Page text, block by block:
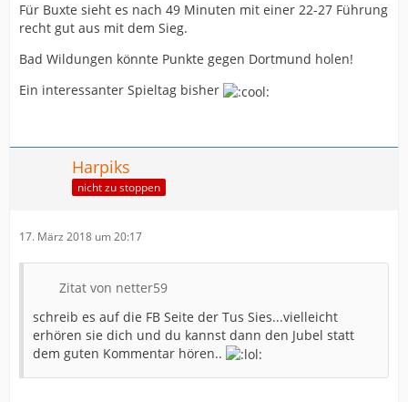
Für Buxte sieht es nach 49 Minuten mit einer 22-27 Führung
recht gut aus mit dem Sieg.
Bad Wildungen könnte Punkte gegen Dortmund holen!
Ein interessanter Spieltag bisher
Harpiks
nicht zu stoppen
17. März 2018 um 20:17
Zitat von netter59
schreib es auf die FB Seite der Tus Sies...vielleicht
erhören sie dich und du kannst dann den Jubel statt
dem guten Kommentar hören..